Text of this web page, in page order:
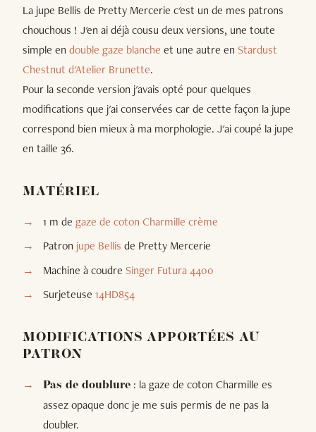
La jupe Bellis de Pretty Mercerie c'est un de mes patrons
chouchous ! J'en ai déjà cousu deux versions, une toute
simple en double gaze blanche et une autre en Stardust
Chestnut d'Atelier Brunette.
Pour la seconde version j'avais opté pour quelques
modifications que j'ai conservées car de cette façon la jupe
correspond bien mieux à ma morphologie. J'ai coupé la jupe
en taille 36.
MATÉRIEL
1 m de gaze de coton Charmille crème
Patron jupe Bellis de Pretty Mercerie
Machine à coudre Singer Futura 4400
Surjeteuse 14HD854
MODIFICATIONS APPORTÉES AU
PATRON
Pas de doublure: la gaze de coton Charmille es
assez opaque donc je me suis permis de ne pas la
doubler.